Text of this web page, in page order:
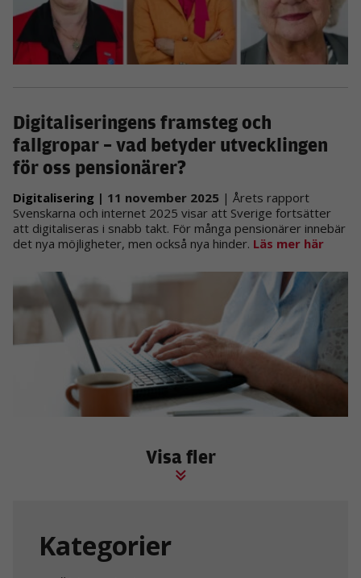
Kategorier
Digitaliseringens framsteg och
fallgropar – vad betyder utvecklingen
för oss pensionärer?
Digitalisering | 11 november 2025 | Årets rapport
Svenskarna och internet 2025 visar att Sverige fortsätter
att digitaliseras i snabb takt. För många pensionärer innebär
det nya möjligheter, men också nya hinder. Läs mer här
Visa fler